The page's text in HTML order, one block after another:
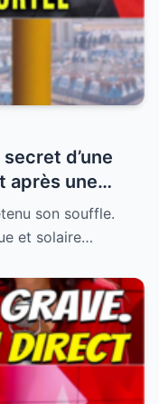
d’une
après une
son souffle.
et solaire…